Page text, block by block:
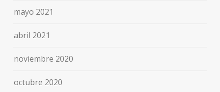
mayo 2021
abril 2021
noviembre 2020
octubre 2020